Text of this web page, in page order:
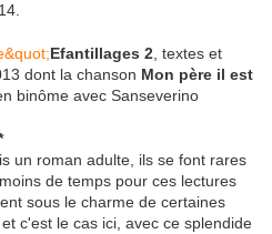
Efantillages 2 , textes et
dont la chanson Mon père il est
binôme avec Sanseverino
un roman adulte, ils se font rares
de temps pour ces lectures
sous le charme de certaines
c'est le cas ici, avec ce splendide